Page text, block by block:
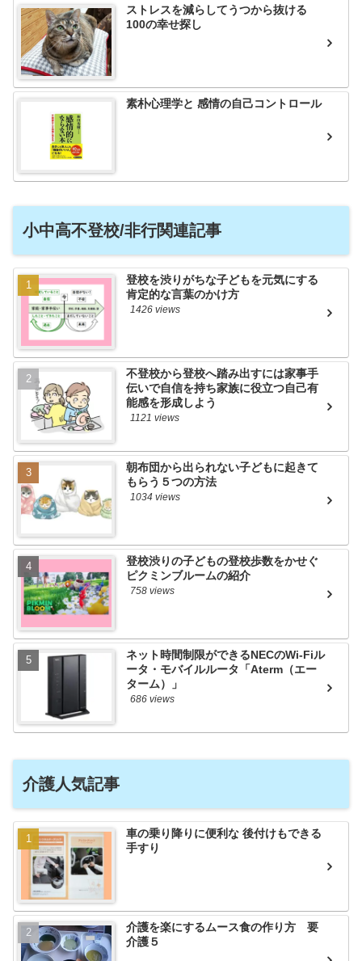
ストレスを減らしてうつから抜ける
100の幸せ探し
素朴心理学と 感情の自己コントロール
小中高不登校/非行関連記事
登校を渋りがちな子どもを元気にする
肯定的な言葉のかけ方
1426 views
不登校から登校へ踏み出すには家事手
伝いで自信を持ち家族に役立つ自己有
能感を形成しよう
1121 views
朝布団から出られない子どもに起きて
もらう５つの方法
1034 views
登校渋りの子どもの登校歩数をかせぐ
ピクミンブルームの紹介
758 views
ネット時間制限ができるNECのWi-Fiル
ータ・モバイルルータ「Aterm（エー
ターム）」
686 views
介護人気記事
車の乗り降りに便利な 後付けもできる
手すり
介護を楽にするムース食の作り方 要
介護５